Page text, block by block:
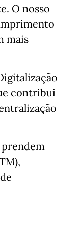
O nosso
mais
contribui
prendem